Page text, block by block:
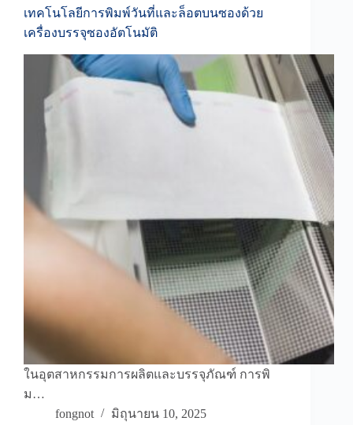
เทคโนโลยีการพิมพ์วันที่และล็อตบนซองด้วย
เครื่องบรรจุซองอัตโนมัติ
ในอุตสาหกรรมการผลิตและบรรจุภัณฑ์ การพิ
ม…
fongnot
มิถุนายน 10, 2025